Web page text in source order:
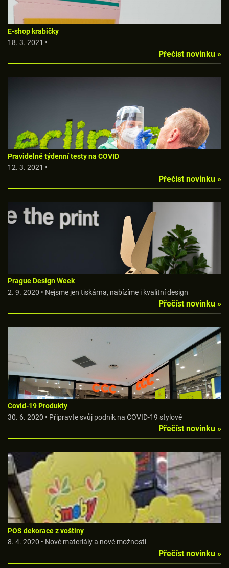
E-shop krabičky
18. 3. 2021 •
Přečíst novinku »
Pravidelné týdenní testy na COVID
12. 3. 2021 •
Přečíst novinku »
Prague Design Week
2. 9. 2020 • Nejsme jen tiskárna, nabízíme i kvalitní design
Přečíst novinku »
Covid-19 Produkty
30. 6. 2020 • Připravte svůj podnik na COVID-19 stylově
Přečíst novinku »
POS dekorace z voštiny
8. 4. 2020 • Nové materiály a nové možnosti
Přečíst novinku »